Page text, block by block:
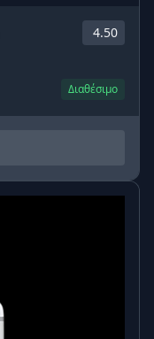
4.50
Διαθέσιμο